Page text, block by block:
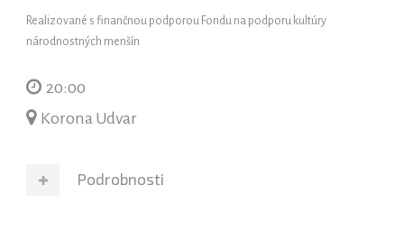
Realizované s finančnou podporou Fondu na podporu kultúry
národnostných menšín
20:00
Korona Udvar
Podrobnosti